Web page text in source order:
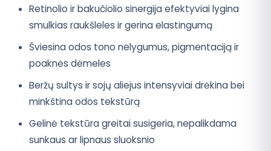
Retinolio ir bakučiolio sinergija efektyviai lygina
smulkias raukšleles ir gerina elastingumą
Šviesina odos tono nelygumus, pigmentaciją ir
poaknės dėmeles
Beržų sultys ir sojų aliejus intensyviai drėkina bei
minkština odos tekstūrą
Gelinė tekstūra greitai susigeria, nepalikdama
sunkaus ar lipnaus sluoksnio